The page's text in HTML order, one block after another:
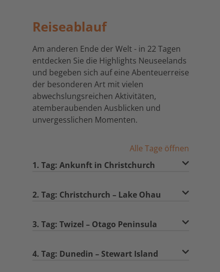
Reiseablauf
Am anderen Ende der Welt - in 22 Tagen
entdecken Sie die Highlights Neuseelands
und begeben sich auf eine Abenteuerreise
der besonderen Art mit vielen
abwechslungsreichen Aktivitäten,
atemberaubenden Ausblicken und
unvergesslichen Momenten.
Alle Tage öffnen
1. Tag: Ankunft in Christchurch
2. Tag: Christchurch – Lake Ohau
3. Tag: Twizel – Otago Peninsula
4. Tag: Dunedin – Stewart Island